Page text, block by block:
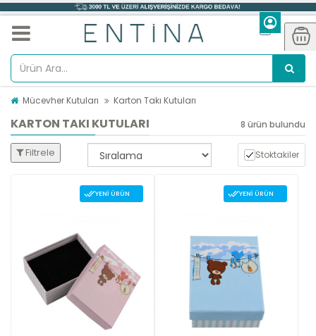
Mücevher Kutuları Karton Takı Kutuları
KARTON TAKI KUTULARI 8 ürün bulundu
Filtrele Stoktakiler
YENI ÜRÜN YENI ÜRÜN